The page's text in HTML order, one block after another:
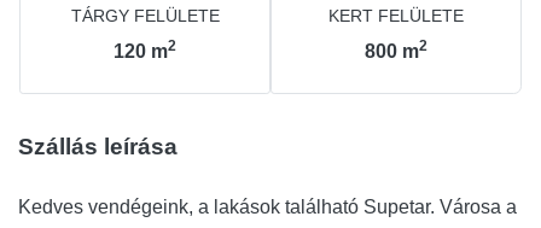
TÁRGY FELÜLETE
120 m2
KERT FELÜLETE
800 m2
Szállás leírása
Kedves vendégeink, a lakások található Supetar. Városa a